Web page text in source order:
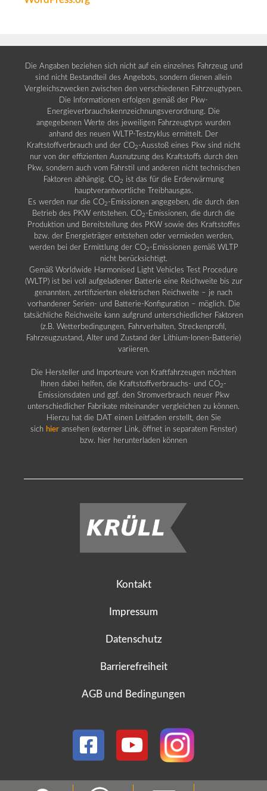
Die Angaben beziehen sich nicht auf ein einzelnes Fahrzeug und
sind nicht Bestandteil des Angebots, sondern dienen allein
Vergleichszwecken zwischen den verschiedenen Fahrzeugtypen.
Die Informationen erfolgen gemäß der Pkw-
Energieverbrauchskennzeichnungsverordnung. Die
angegebenen Werte des jeweiligen Fahrzeugtyps wurden
anhand des neuen WLTP-Testzyklus ermittelt. Der
Kraftstoffverbrauch und der CO2 -Ausstoß eines Pkw sind nicht
nur von der effizienten Ausnutzung des Kraftstoffs durch den
Pkw, sondern auch vom Fahrstil und anderen nicht technischen
Faktoren abhängig. CO2 ist das für die Erderwärmung
hauptverantwortliche Treibhausgas.
Es werden nur die CO2 -Emissionen angegeben, die durch den
Betrieb des PKW entstehen. CO2 -Emissionen, die durch die
Produktion und Bereitstellung des PKW sowie des Kraftstoffes
bzw. der Energieträger entstehen oder vermieden werden,
werden bei der Ermittlung der CO2 -Emissionen gemäß WLTP
nicht berücksichtigt.
Gemäß Worldwide Harmonised Light Vehicles Test Procedure
(WLTP) ist bei voll aufgeladener Batterie eine Reichweite bis zur
genannten, zertifizierten elektrischen Reichweite – je nach
vorhandener Serien- und Batterie-Konfiguration – möglich. Die
tatsächliche Reichweite kann aufgrund unterschiedlicher Faktoren
(z.B. Wetterbedingungen, Fahrverhalten, Streckenprofil,
Fahrzeugzustand, Alter und Zustand der Lithium-Ionen-Batterie)
variieren.
Die Hersteller und Importeure von Kraftfahrzeugen möchten
Ihnen dabei helfen, die Kraftstoffverbrauchs- und CO2 -
Emissionsdaten und ggf. den Stromverbrauch neuer Pkw
unterschiedlicher Fabrikate miteinander vergleichen zu können.
Hierzu hat die DAT einen Leitfaden erstellt, den Sie
sich hier ansehen (externer Link, öffnet in separatem Fenster)
bzw. hier herunterladen können
Kontakt
Impressum
Datenschutz
Barrierefreiheit
AGB und Bedingungen